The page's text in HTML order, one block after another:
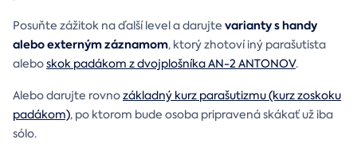
Posuňte zážitok na ďalší level a darujte varianty s handy
alebo externým záznamom, ktorý zhotoví iný parašutista
aleboskok padákom z dvojplošníka AN-2 ANTONOV.
Alebo darujte rovnozákladný kurz parašutizmu (kurz zoskoku
padákom), po ktorom bude osoba pripravená skákať už iba
sólo.